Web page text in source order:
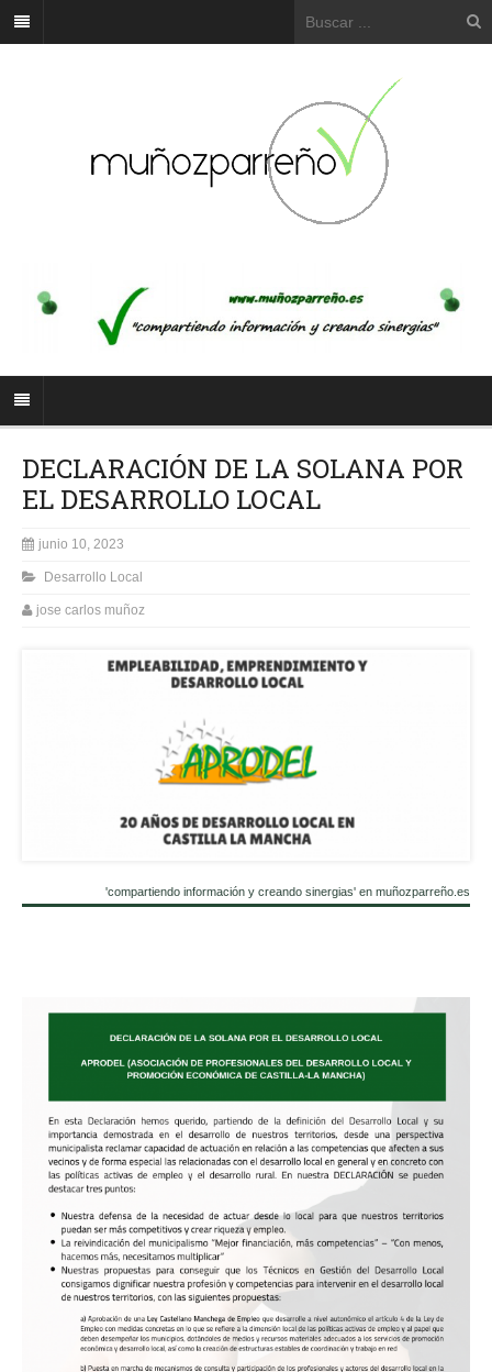
DECLARACIÓN DE LA SOLANA POR
EL DESARROLLO LOCAL
junio 10, 2023
Desarrollo Local
jose carlos muñoz
'compartiendo información y creando sinergias' en muñozparreño.es